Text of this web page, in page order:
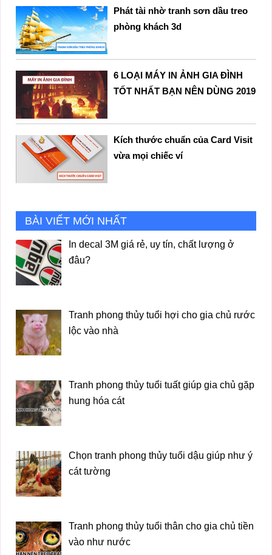
Phát tài nhờ tranh sơn dầu treo
phòng khách 3d
6 LOẠI MÁY IN ẢNH GIA ĐÌNH
TỐT NHẤT BẠN NÊN DÙNG 2019
Kích thước chuẩn của Card Visit
vừa mọi chiếc ví
BÀI VIẾT MỚI NHẤT
In decal 3M giá rẻ, uy tín, chất lượng ở
đâu?
Tranh phong thủy tuổi hợi cho gia chủ rước
lộc vào nhà
Tranh phong thủy tuổi tuất giúp gia chủ gặp
hung hóa cát
Chọn tranh phong thủy tuổi dậu giúp như ý
cát tường
Tranh phong thủy tuổi thân cho gia chủ tiền
vào như nước